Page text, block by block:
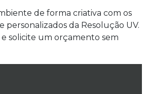
de forma criativa com os
personalizados da Resolução UV.
solicite um orçamento sem